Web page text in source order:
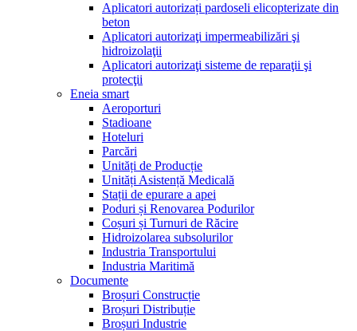
Aplicatori autorizați pardoseli elicopterizate din
beton
Aplicatori autorizaţi impermeabilizări şi
hidroizolaţii
Aplicatori autorizaţi sisteme de reparaţii şi
protecţii
Eneia smart
Aeroporturi
Stadioane
Hoteluri
Parcări
Unități de Producție
Unități Asistență Medicală
Stații de epurare a apei
Poduri și Renovarea Podurilor
Coșuri și Turnuri de Răcire
Hidroizolarea subsolurilor
Industria Transportului
Industria Maritimă
Documente
Broșuri Construcție
Broșuri Distribuție
Broșuri Industrie